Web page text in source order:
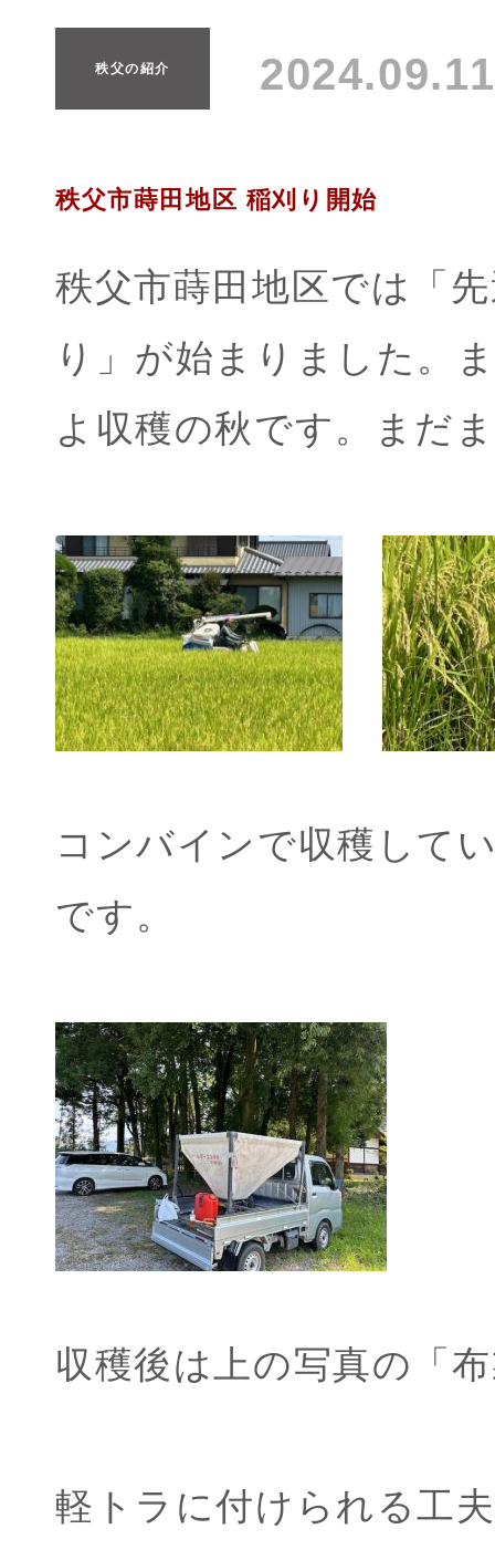
秩父の紹介
秩父市蒔田地区 稲刈り開始
秩父市蒔田地区では「
り」が始まりました。
よ収穫の秋です。まだ
コンバインで収穫して
です。
収穫後は上の写真の「
軽トラに付けられる工